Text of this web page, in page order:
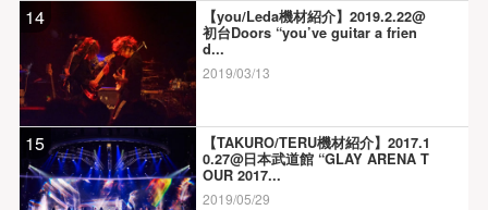
14
【you/Leda機材紹介】2019.2.22@
初台Doors “you’ve guitar a frien
d...
2019/03/13
15
【TAKURO/TERU機材紹介】2017.1
0.27@日本武道館 “GLAY ARENA T
OUR 2017...
2019/05/29